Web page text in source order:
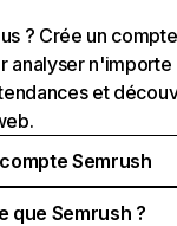
? Crée un compte
analyser n'importe
et
Semrush
que Semrush ?